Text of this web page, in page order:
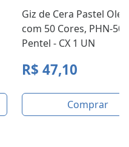
Giz de Cera Pastel
com 50 Cores, PHN-50,
Pentel - CX 1 UN
R$ 47,10
Comprar